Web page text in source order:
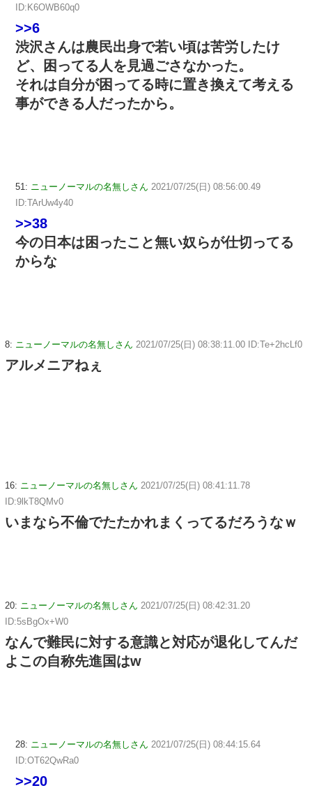
ID:K6OWB60q0
>>6
渋沢さんは農民出身で若い頃は苦労したけ
ど、困ってる人を見過ごさなかった。
それは自分が困ってる時に置き換えて考える
事ができる人だったから。
51: ニューノーマルの名無しさん 2021/07/25(日) 08:56:00.49
ID:TArUw4y40
>>38
今の日本は困ったこと無い奴らが仕切ってる
からな
8: ニューノーマルの名無しさん 2021/07/25(日) 08:38:11.00 ID:Te+2hcLf0
アルメニアねぇ
16: ニューノーマルの名無しさん 2021/07/25(日) 08:41:11.78
ID:9lkT8QMv0
いまなら不倫でたたかれまくってるだろうなｗ
20: ニューノーマルの名無しさん 2021/07/25(日) 08:42:31.20
ID:5sBgOx+W0
なんで難民に対する意識と対応が退化してんだ
よこの自称先進国はw
28: ニューノーマルの名無しさん 2021/07/25(日) 08:44:15.64
ID:OT62QwRa0
>>20